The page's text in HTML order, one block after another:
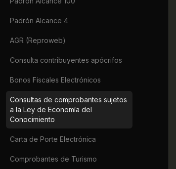
Padrón Alcance 4
AGR (Reproweb)
Consulta contribuyentes apócrifos
Bonos Fiscales Electrónicos
Consultas de comprobantes sujetos
a la Ley de Economía del
Conocimiento
Carta de Porte Electrónica
Comprobantes de Turismo